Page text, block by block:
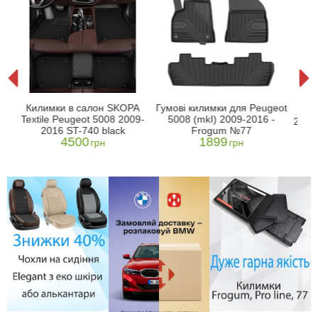
Килимки в салон SKOPA
Textile Peugeot 5008 2009-
2016 ST-740 black
4500грн
Гумові килимки для Peugeot
5008 (mkI) 2009-2016 -
Frogum №77
1899грн